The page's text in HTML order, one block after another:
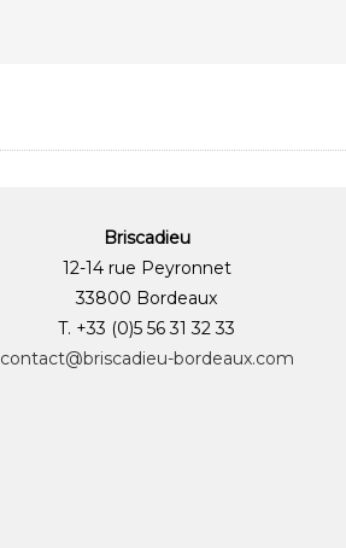
Briscadieu
12-14 rue Peyronnet
33800 Bordeaux
T. +33 (0)5 56 31 32 33
contact@briscadieu-bordeaux.com